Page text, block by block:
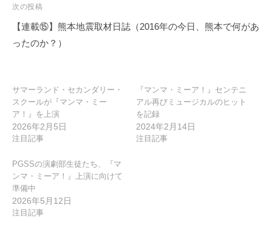
ゲ
ー
シ
次の投稿
【連載⑮】熊本地震取材日誌（2016年の今日、熊本で何があ
ったのか？）
サマーランド・セカンダリー・
スクールが『マンマ・ミー
ア！』を上演
2026年2月5日
注目記事
『マンマ・ミーア！』センテニ
アル再びミュージカルのヒット
を記録
2024年2月14日
注目記事
PGSSの演劇部生徒たち、『マ
ンマ・ミーア！』上演に向けて
準備中
2026年5月12日
注目記事